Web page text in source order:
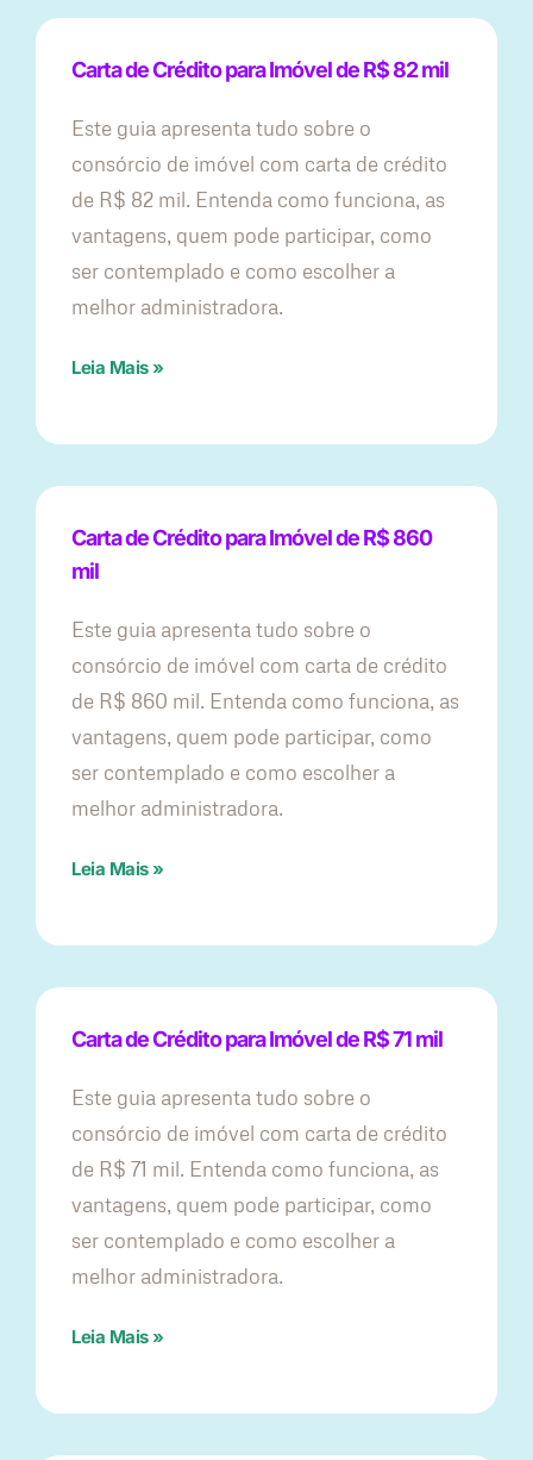
Carta de Crédito para Imóvel de R$ 82 mil
Este guia apresenta tudo sobre o
consórcio de imóvel com carta de crédito
de R$ 82 mil. Entenda como funciona, as
vantagens, quem pode participar, como
ser contemplado e como escolher a
melhor administradora.
Leia Mais »
Carta de Crédito para Imóvel de R$ 860
mil
Este guia apresenta tudo sobre o
consórcio de imóvel com carta de crédito
de R$ 860 mil. Entenda como funciona, as
vantagens, quem pode participar, como
ser contemplado e como escolher a
melhor administradora.
Leia Mais »
Carta de Crédito para Imóvel de R$ 71 mil
Este guia apresenta tudo sobre o
consórcio de imóvel com carta de crédito
de R$ 71 mil. Entenda como funciona, as
vantagens, quem pode participar, como
ser contemplado e como escolher a
melhor administradora.
Leia Mais »